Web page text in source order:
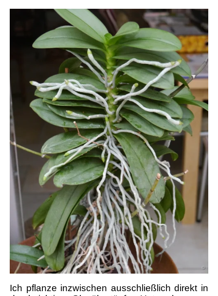
Ich pflanze inzwischen ausschließlich direkt in